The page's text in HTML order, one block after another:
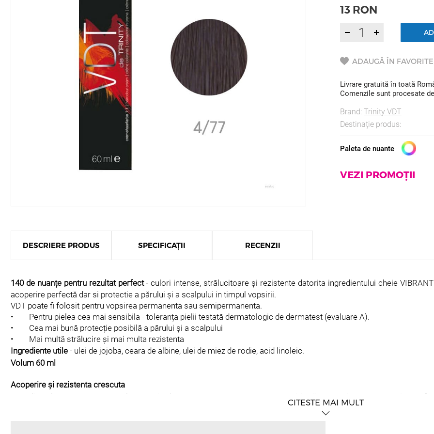
13 RON
ADAUGĂ ÎN FAVORITE
Livrare gratuită în toată
Comenzile sunt procesate
Brand: Trinity VDT
Destinație produs:
Paleta de nuante
VEZI PROMOȚII
DESCRIERE PRODUS SPECIFICAȚII RECENZII
140 de nuanțe pentru rezultat perfect- culori intense, strălucitoare și rezistente datorita ingredientului cheie
acoperire perfectă dar si protectie a părului și a scalpului in timpul vopsirii.
VDT poate fi folosit pentru vopsirea permanenta sau semipermanenta.
• Pentru pielea cea mai sensibila - toleranța pielii testată dermatologic de dermatest (evaluare A).
• Cea mai bună protecție posibilă a părului și a scalpului
• Mai multă strălucire și mai multa rezistenta
Ingrediente utile - ulei de jojoba, ceara de albine, ulei de miez de rodie, acid linoleic.
Volum 60 ml
Acoperire și rezistenta crescuta
Ingredientele VDT sunt atent selectate si adaptate pemtru amestecarea cu oxidantii VDT, asigura o acoperire
CITESTE MAI MULT